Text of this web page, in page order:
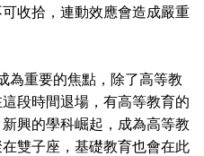
收拾，連動效應會造成嚴重
為重要的焦點，除了高等教
段時間退場，有高等教育的
興的學科崛起，成為高等教
雙子座，基礎教育也會在此